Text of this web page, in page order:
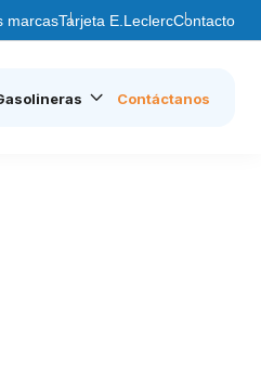
marcasTarjeta E.LeclercContacto
Contáctanos